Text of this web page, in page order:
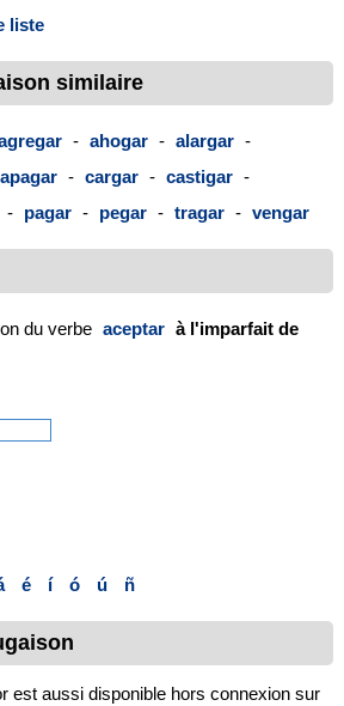
liste
similaire
- ahogar - alargar -
apagar - cargar - castigar -
- pagar - pegar - tragar - vengar
du verbe aceptar à l'imparfait de
é í ó ú ñ
est aussi disponible hors connexion sur